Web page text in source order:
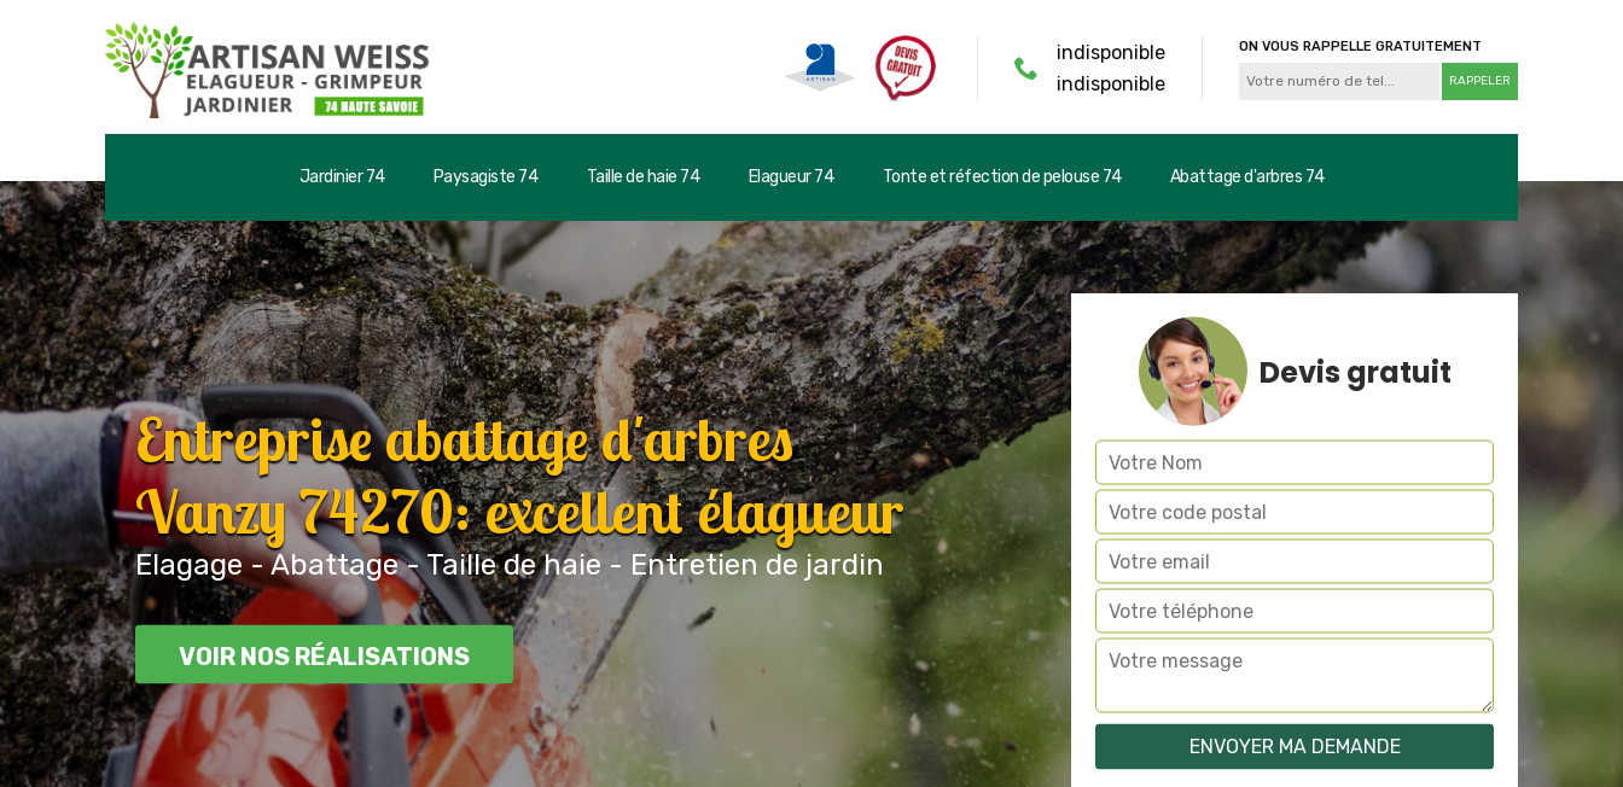
indisponible
indisponible
ON VOUS RAPPELLE GRATUITEMENT
Jardinier 74 Paysagiste 74 Taille de haie 74 Elagueur 74 Tonte et réfection de pelouse 74 Abattage d'arbres 74
Entreprise abattage d'arbres
Vanzy 74270: excellent élagueur
Elagage - Abattage - Taille de haie - Entretien de jardin
VOIR NOS RÉALISATIONS
Devis gratuit